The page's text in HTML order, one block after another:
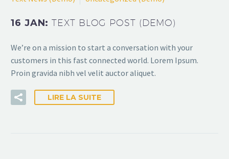
16 JAN:TEXT BLOG POST (DEMO)
We’re on a mission to start a conversation with your
customers in this fast connected world. Lorem Ipsum.
Proin gravida nibh vel velit auctor aliquet.
LIRE LA SUITE